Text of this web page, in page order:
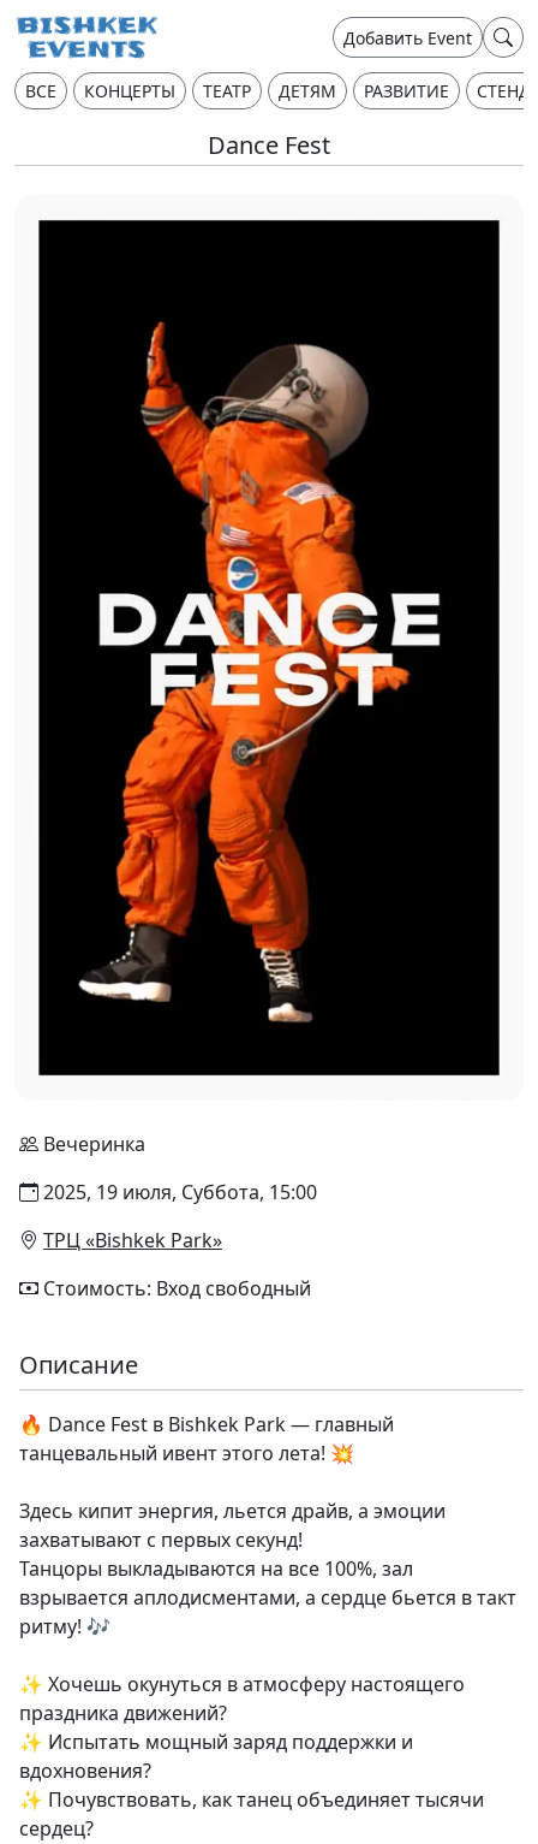
Добавить Event
ВСЕ КОНЦЕРТЫ ТЕАТР ДЕТЯМ РАЗВИТИЕ
Dance Fest
Вечеринка
2025, 19 июля, Суббота, 15:00
ТРЦ «Bishkek Park»
Стоимость: Вход свободный
Описание
🔥 Dance Fest в Bishkek Park — главный
танцевальный ивент этого лета! 💥
Здесь кипит энергия, льется драйв, а эмоции
захватывают с первых секунд!
Танцоры выкладываются на все 100%, зал
взрывается аплодисментами, а сердце бьется в такт
ритму! 🎶
✨ Хочешь окунуться в атмосферу настоящего
праздника движений?
✨ Испытать мощный заряд поддержки и
вдохновения?
✨ Почувствовать, как танец объединяет тысячи
сердец?